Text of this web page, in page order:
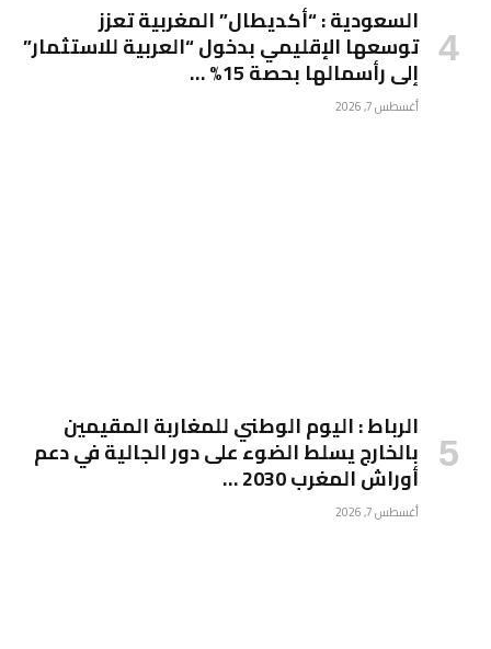
السعودية : “أكديطال” المغربية تعزز
توسعها الإقليمي بدخول “العربية للاستثمار”
إلى رأسمالها بحصة 15% …
أغسطس 7, 2026
الرباط : اليوم الوطني للمغاربة المقيمين
بالخارج يسلط الضوء على دور الجالية في دعم
أوراش المغرب 2030 …
أغسطس 7, 2026